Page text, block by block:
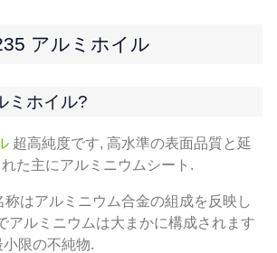
アルミホイル
ミホイル?
超高純度です, 高水準の表面品質と延
た主にアルミニウムシート.
称はアルミニウム合金の組成を反映し
アルミニウムは大まかに構成されます
限の不純物.